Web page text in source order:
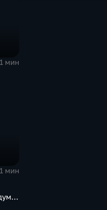
1 мин
1 мин
о